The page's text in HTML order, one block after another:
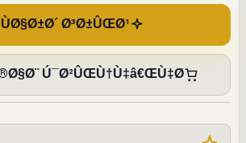
Ø³Ø±ÛŒØ¹
Ú¯Ø²ÛŒÙ†Ù‡â€ŒÙ‡Ø§